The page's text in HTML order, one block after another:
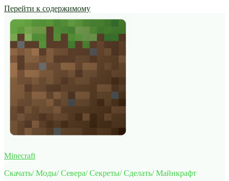
Перейти к содержимому
Minecraft
Скачать/ Моды/ Севера/ Секреты/ Сделать/ Майнкрафт